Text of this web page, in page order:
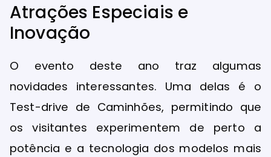
Atrações Especiais e
Inovação
O evento deste ano traz algumas
novidades interessantes. Uma delas é o
Test-drive de Caminhões, permitindo que
os visitantes experimentem de perto a
potência e a tecnologia dos modelos mais